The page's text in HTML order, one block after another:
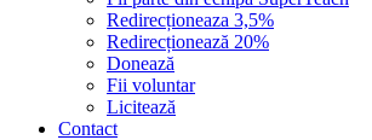
Redirecționeaza 3,5%
Redirecționează 20%
Donează
Fii voluntar
Licitează
Contact